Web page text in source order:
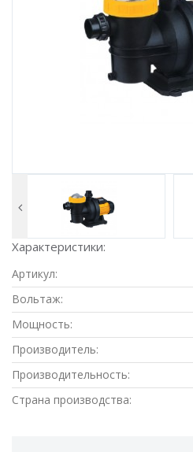
Характеристики:
Артикул:
Вольтаж:
Мощность:
Производитель:
Производительность:
Страна производства: